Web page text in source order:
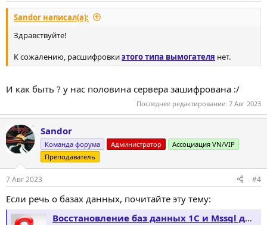
Sandor написал(а):
Здравствуйте!
К сожалению, расшифровкиэтого типа вымогателя нет.
И как быть ? у нас половина сервера зашифрована :/
Последнее редактирование: 7 Авг 2023
Sandor
Команда форума Администратор
Ассоциация VN/VIP
Преподаватель
7 Авг 2023 #4
Если речь о базах данных, почитайте эту тему:
Восстановление баз данных 1С и Mssql данных после атаки шифратора